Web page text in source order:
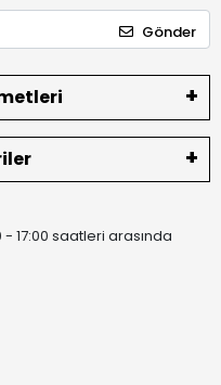
Gönder
17:00 saatleri arasında